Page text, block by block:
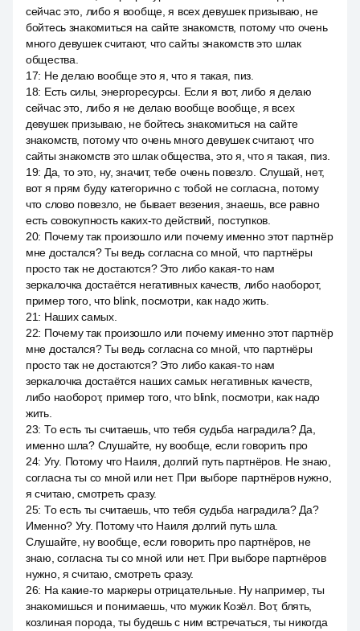
сейчас это, либо я вообще, я всех девушек призываю, не
бойтесь знакомиться на сайте знакомств, потому что очень
много девушек считают, что сайты знакомств это шлак
общества.
17: Не делаю вообще это я, что я такая, пиз.
18: Есть силы, энергоресурсы. Если я вот, либо я делаю
сейчас это, либо я не делаю вообще вообще, я всех
девушек призываю, не бойтесь знакомиться на сайте
знакомств, потому что очень много девушек считают, что
сайты знакомств это шлак общества, это я, что я такая, пиз.
19: Да, то это, ну, значит, тебе очень повезло. Слушай, нет,
вот я прям буду категорично с тобой не согласна, потому
что слово повезло, не бывает везения, знаешь, все равно
есть совокупность каких-то действий, поступков.
20: Почему так произошло или почему именно этот партнёр
мне достался? Ты ведь согласна со мной, что партнёры
просто так не достаются? Это либо какая-то нам
зеркалочка достаётся негативных качеств, либо наоборот,
пример того, что blink, посмотри, как надо жить.
21: Наших самых.
22: Почему так произошло или почему именно этот партнёр
мне достался? Ты ведь согласна со мной, что партнёры
просто так не достаются? Это либо какая-то нам
зеркалочка достаётся наших самых негативных качеств,
либо наоборот, пример того, что blink, посмотри, как надо
жить.
23: То есть ты считаешь, что тебя судьба наградила? Да,
именно шла? Слушайте, ну вообще, если говорить про
24: Угу. Потому что Наиля, долгий путь партнёров. Не знаю,
согласна ты со мной или нет. При выборе партнёров нужно,
я считаю, смотреть сразу.
25: То есть ты считаешь, что тебя судьба наградила? Да?
Именно? Угу. Потому что Наиля долгий путь шла.
Слушайте, ну вообще, если говорить про партнёров, не
знаю, согласна ты со мной или нет. При выборе партнёров
нужно, я считаю, смотреть сразу.
26: На какие-то маркеры отрицательные. Ну например, ты
знакомишься и понимаешь, что мужик Козёл. Вот, блять,
козлиная порода, ты будешь с ним встречаться, ты никогда